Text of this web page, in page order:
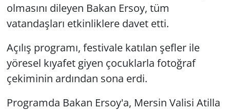
olmasını dileyen Bakan Ersoy, tüm
vatandaşları etkinliklere davet etti.
Açılış programı, festivale katılan şefler ile
yöresel kıyafet giyen çocuklarla fotoğraf
çekiminin ardından sona erdi.
Programda Bakan Ersoy'a, Mersin Valisi Atilla